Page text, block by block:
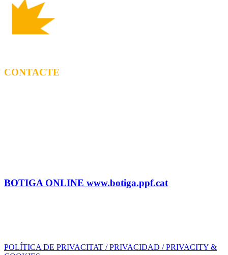
CONTACTE
BOTIGA ONLINE www.botiga.ppf.cat
POLÍTICA DE PRIVACITAT / PRIVACIDAD / PRIVACITY &